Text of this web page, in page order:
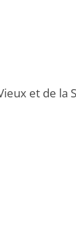
et de la